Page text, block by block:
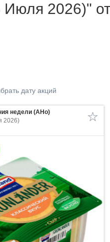
2026)"
дату акций
недели (АНо)
2026)